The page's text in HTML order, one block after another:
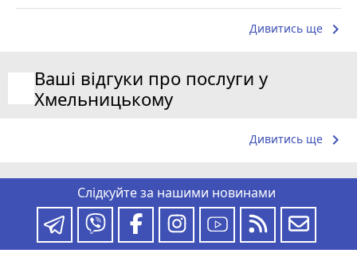
Дивитись ще keyboard_arrow_right
Ваші відгуки про послуги у
Хмельницькому
Дивитись ще keyboard_arrow_right
Слідкуйте за нашими новинами